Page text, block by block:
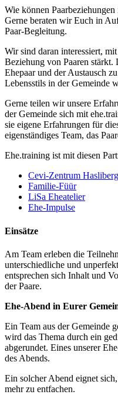
Wie können
Gerne beraten wir Euch in
Paar-Begleitung.
Wir sind daran interessiert,
Beziehung von Paaren stärkt.
Ehepaar und der Austausch
Lebensstils in der Gemeinde
Gerne teilen wir unsere
der Gemeinde sich mit
sie eigene Erfahrungen für
eigenständiges Team, das
Ehe.training ist mit diesen
Cevi-Zentrum Hasliberg
Familie-Füür
LiSa Eheatelier
Ehe-Impulse
Einsätze
Am Team erleben die
unterschiedliche und
entsprechen sich Inhalt und
der Paare.
Ehe-Abend in Eurer
Ein Team aus der Gemeinde
wird das Thema durch ein
abgerundet. Eines unserer
des Abends.
Ein solcher Abend eignet
mehr zu entfachen.